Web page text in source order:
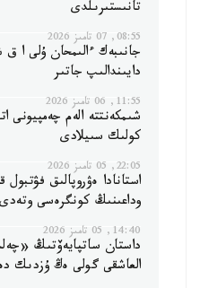
تانىستىرىلدى
08:55, 07 تامىز 2026
جانىبەك ءالىمحان ۇلى ا
دايىندالىپ جاتىر
11:55, 06 تامىز 2026
شىمكەنتتە الەم چەمپيونى
كولىك سىيلادى
22:05, 05 تامىز 2026
استانادا ەۋروپالىق فۋتبول
وداعىنىڭ كونگرەسى وتەدى
14:40, 05 تامىز 2026
داستان ساتپايەۆتىڭ
العاشقى گولى ەڭ ۇزدىك